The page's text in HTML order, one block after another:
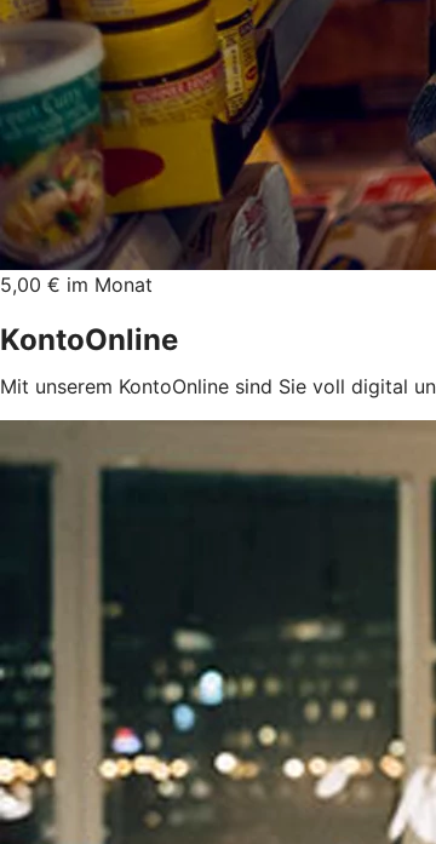
5,00 € im Monat
KontoOnline
Mit unserem KontoOnline sind Sie voll digital